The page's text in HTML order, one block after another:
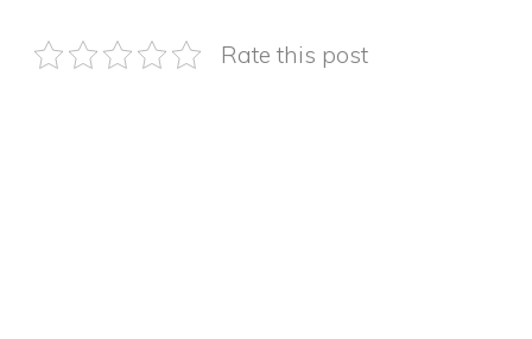
Rate this post